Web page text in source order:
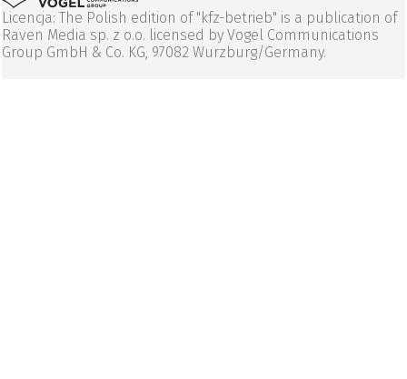
Licencja: The Polish edition of "kfz-betrieb" is a publication of
Raven Media sp. z o.o. licensed by Vogel Communications
Group GmbH & Co. KG, 97082 Wurzburg/Germany.